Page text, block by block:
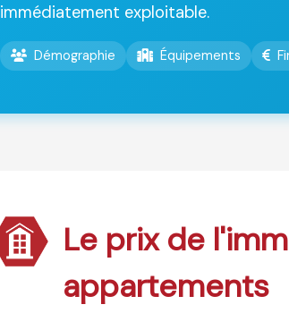
immédiatement exploitable.
Démographie Équipements
Le prix de
appartements